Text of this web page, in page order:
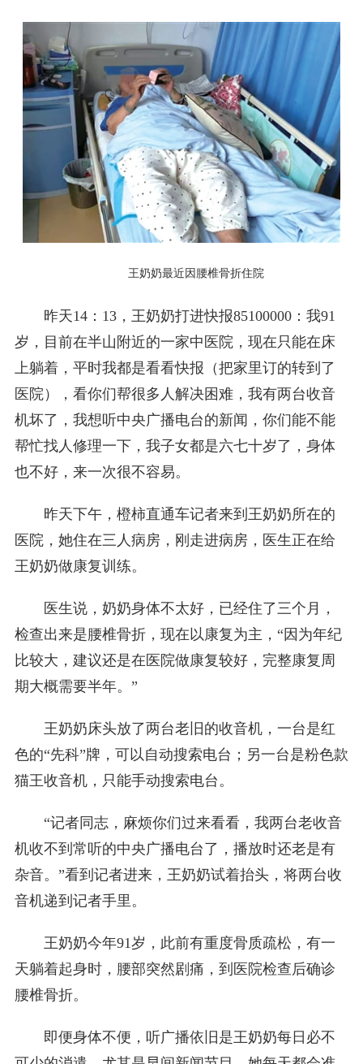
王奶奶最近因腰椎骨折住院
昨天14：13，王奶奶打进快报85100000：我91
岁，目前在半山附近的一家中医院，现在只能在床
上躺着，平时我都是看看快报（把家里订的转到了
医院），看你们帮很多人解决困难，我有两台收音
机坏了，我想听中央广播电台的新闻，你们能不能
帮忙找人修理一下，我子女都是六七十岁了，身体
也不好，来一次很不容易。
昨天下午，橙柿直通车记者来到王奶奶所在的
医院，她住在三人病房，刚走进病房，医生正在给
王奶奶做康复训练。
医生说，奶奶身体不太好，已经住了三个月，
检查出来是腰椎骨折，现在以康复为主，“因为年纪
比较大，建议还是在医院做康复较好，完整康复周
期大概需要半年。”
王奶奶床头放了两台老旧的收音机，一台是红
色的“先科”牌，可以自动搜索电台；另一台是粉色款
猫王收音机，只能手动搜索电台。
“记者同志，麻烦你们过来看看，我两台老收音
机收不到常听的中央广播电台了，播放时还老是有
杂音。”看到记者进来，王奶奶试着抬头，将两台收
音机递到记者手里。
王奶奶今年91岁，此前有重度骨质疏松，有一
天躺着起身时，腰部突然剧痛，到医院检查后确诊
腰椎骨折。
即便身体不便，听广播依旧是王奶奶每日必不